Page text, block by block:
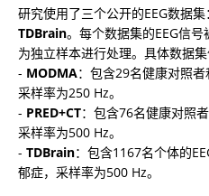
研究使用了三个公开的EEG数据集：
TDBrain。每个数据集的EEG信
为独立样本进行处理。具体数据集
- MODMA：包含29名健康对照者
采样率为250 Hz。
- PRED+CT：包含76名健康对照
采样率为500 Hz。
- TDBrain：包含1167名个体的
郁症，采样率为500 Hz。